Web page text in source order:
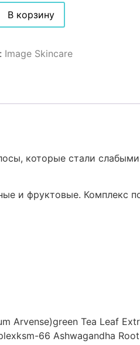
В корзину
Image Skincare
которые стали
и фруктовые. Комплекс
Arvense)green Tea Leaf
66 Ashwagandha